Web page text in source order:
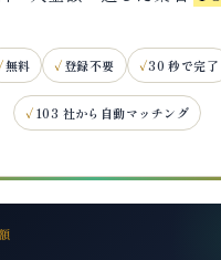
融資 落ちた場合の代替資金調達
事業主の代替案：屋号のまま
の最終判断：創業期ファク
な事業者に最適
無料 登録不要 30 秒で完了
103 社から自動マッチング